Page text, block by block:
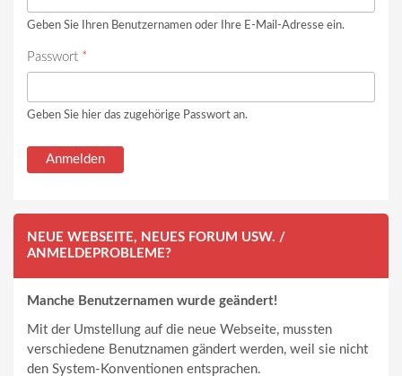
Geben Sie Ihren Benutzernamen oder Ihre E-Mail-Adresse ein.
Passwort *
Geben Sie hier das zugehörige Passwort an.
NEUE WEBSEITE, NEUES FORUM USW. /
ANMELDEPROBLEME?
Manche Benutzernamen wurde geändert!
Mit der Umstellung auf die neue Webseite, mussten
verschiedene Benutznamen gändert werden, weil sie nicht
den System-Konventionen entsprachen.